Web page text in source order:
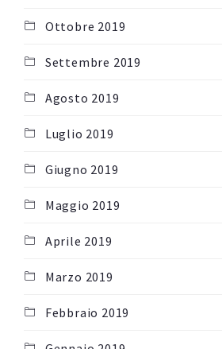
Ottobre 2019
Settembre 2019
Agosto 2019
Luglio 2019
Giugno 2019
Maggio 2019
Aprile 2019
Marzo 2019
Febbraio 2019